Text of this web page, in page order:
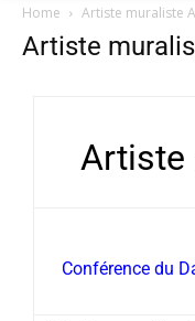
Home Artiste muraliste
Artiste
Artiste
Conférence du